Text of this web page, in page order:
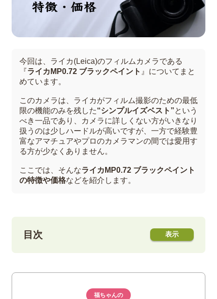
今回は、ライカ(Leica)のフィルムカメラである
『ライカMP0.72 ブラックペイント 』についてまと
めています。
このカメラは、ライカがフィルム撮影のための最低
限の機能のみを残した“シンプルイズベスト”という
べき一品であり、カメラに詳しくない方がいきなり
扱うのは少しハードルが高いですが、一方で経験豊
富なアマチュアやプロのカメラマンの間では愛用す
る方が少なくありません。
ここでは、そんなライカMP0.72 ブラックペイント
の特徴や価格などを紹介します。
目次
ライカ MP 0.72 ブラックペイントの価格
福ちゃんの